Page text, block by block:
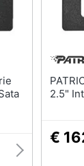
PATRIOT - SSD 1
2.5"
€